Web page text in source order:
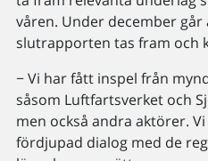
våren. Under december
slutrapporten tas fram och
− Vi har fått inspel från
såsom Luftfartsverket och
men också andra aktörer.
fördjupad dialog med de